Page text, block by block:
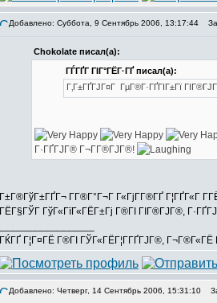
Добавлено: Суббота, 9 Сентябрь 2006, 13:17:44
Chokolate писал(а):
ГЃГҐГ ГІГ°ГЁГ·ГҐ писал(а):
Г‚Г±ГҐГЈГ¤Г ГµГ®Г·ГҐГІГ±Гї
Г·ГҐГЈГ® Г¬Г­Г®ГЈГ®!
Г±Г®ГўГ±ГҐГ¬ Г­Г®Г°Г¬Г Г«ГјГ­Г®ГҐ Г¦ГҐГ«Г
ГЁГ§ГЎГ ГўГ«ГїГ«ГЁГ±Гј Г®ГІ ГІГ®ГЈГ®,
ГЌГҐ Г¦Г¤ГЁ Г®ГІ ГЎГ«ГЁГ¦Г­ГҐГЈГ®, Г¬Г®Г«ГЁ
Добавлено: Четверг, 14 Сентябрь 2006, 15:31:10